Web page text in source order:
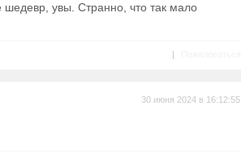
увы. Странно, что так мало
|
30 июня 2024 в 16:12:55